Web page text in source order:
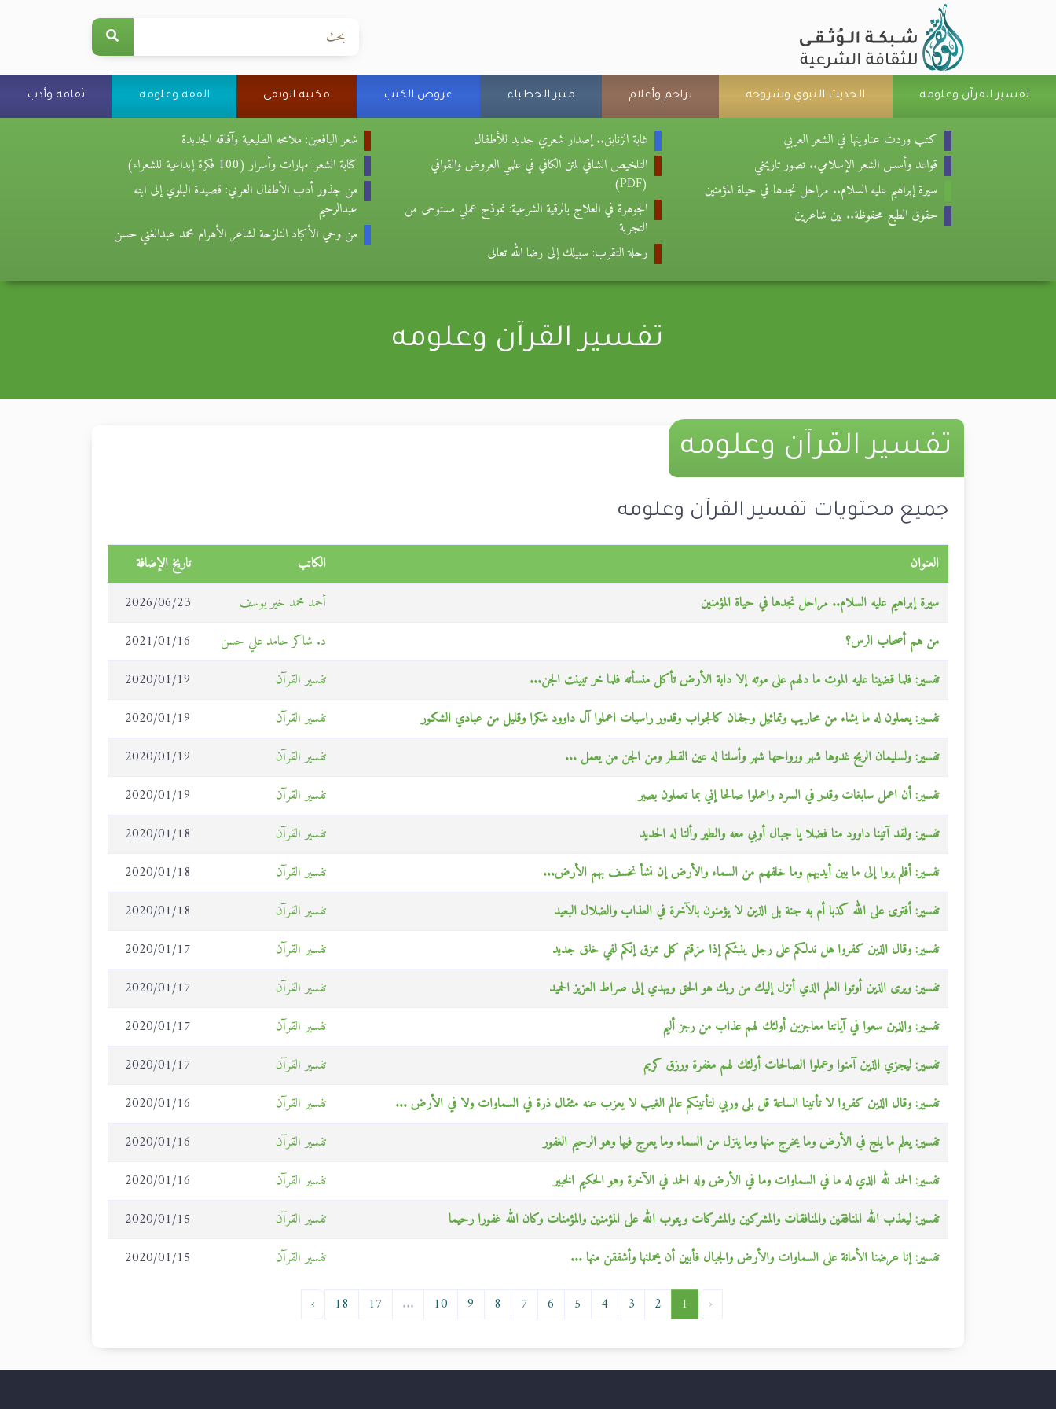
تفسير القرآن وعلومه الحديث النبوي وشروحه تراجم وأعلام منبر الخطباء عروض الكتب مكتبة الوثقى الفقه وعلومه ثقافة وأدب
كتب وردت عناوينها في الشعر العربي
قواعد وأسس الشعر الإسلامي.. تصور تاريخي
سيرة إبراهيم عليه السلام.. مراحل نجدها في حياة المؤمنين
حقوق الطبع محفوظة.. بين شاعرين
غابة الزنابق.. إصدار شعري جديد للأطفال
التلخيص الشافي لمتن الكافي في علمي العروض والقوافي
(PDF)
الجوهرة في العلاج بالرقية الشرعية: نموذج عملي مستوحى من
التجربة
رحلة التقرب: سبيلك إلى رضا الله تعالى
شعر اليافعين: ملامحه الطليعية وآفاقه الجديدة
كتابة الشعر: مهارات وأسرار (100 فكرة إبداعية للشعراء)
من جذور أدب الأطفال العربي: قصيدة البلوي إلى ابنه
عبدالرحيم
من وحي الأكباد النازحة لشاعر الأهرام محمد عبدالغني حسن
تفسير القرآن وعلومه
تفسير القرآن وعلومه
جميع محتويات تفسير القرآن وعلومه
العنوان الكاتب
تاريخ الإضافة
سيرة إبراهيم عليه السلام.. مراحل نجدها في حياة المؤمنين
أحمد محمد خير يوسف
2026/06/23
من هم أصحاب الرس؟
د. شاكر حامد علي حسن
2021/01/16
تفسير: فلما قضينا عليه الموت ما دلهم على موته إلا دابة الأرض تأكل منسأته فلما خر تبينت الجن...
تفسير القرآن
2020/01/19
تفسير: يعملون له ما يشاء من محاريب وتماثيل وجفان كالجواب وقدور راسيات اعملوا آل داوود شكرا وقليل من عبادي الشكور
تفسير القرآن
2020/01/19
تفسير: ولسليمان الريح غدوها شهر ورواحها شهر وأسلنا له عين القطر ومن الجن من يعمل ...
تفسير القرآن
2020/01/19
تفسير: أن اعمل سابغات وقدر في السرد واعملوا صالحا إني بما تعملون بصير
تفسير القرآن
2020/01/19
تفسير: ولقد آتينا داوود منا فضلا يا جبال أوبي معه والطير وألنا له الحديد
تفسير القرآن
2020/01/18
تفسير: أفلم يروا إلى ما بين أيديهم وما خلفهم من السماء والأرض إن نشأ نخسف بهم الأرض...
تفسير القرآن
2020/01/18
تفسير: أفترى على الله كذبا أم به جنة بل الذين لا يؤمنون بالآخرة في العذاب والضلال البعيد
تفسير القرآن
2020/01/18
تفسير: وقال الذين كفروا هل ندلكم على رجل ينبئكم إذا مزقتم كل ممزق إنكم لفي خلق جديد
تفسير القرآن
2020/01/17
تفسير: ويرى الذين أوتوا العلم الذي أنزل إليك من ربك هو الحق ويهدي إلى صراط العزيز الحميد
تفسير القرآن
2020/01/17
تفسير: والذين سعوا في آياتنا معاجزين أولئك لهم عذاب من رجز أليم
تفسير القرآن
2020/01/17
تفسير: ليجزي الذين آمنوا وعملوا الصالحات أولئك لهم مغفرة ورزق كريم
تفسير القرآن
2020/01/17
تفسير: وقال الذين كفروا لا تأتينا الساعة قل بلى وربي لتأتينكم عالم الغيب لا يعزب عنه مثقال ذرة في السماوات ولا في الأرض ...
تفسير القرآن
2020/01/16
تفسير: يعلم ما يلج في الأرض وما يخرج منها وما ينزل من السماء وما يعرج فيها وهو الرحيم الغفور
تفسير القرآن
2020/01/16
تفسير: الحمد لله الذي له ما في السماوات وما في الأرض وله الحمد في الآخرة وهو الحكيم الخبير
تفسير القرآن
2020/01/16
تفسير: ليعذب الله المنافقين والمنافقات والمشركين والمشركات ويتوب الله على المؤمنين والمؤمنات وكان الله غفورا رحيما
تفسير القرآن
2020/01/15
تفسير: إنا عرضنا الأمانة على السماوات والأرض والجبال فأبين أن يحملنها وأشفقن منها ...
تفسير القرآن 2020/01/15
‹
1
2
3
4
5
6
7
8
9
10
...
17
18
›